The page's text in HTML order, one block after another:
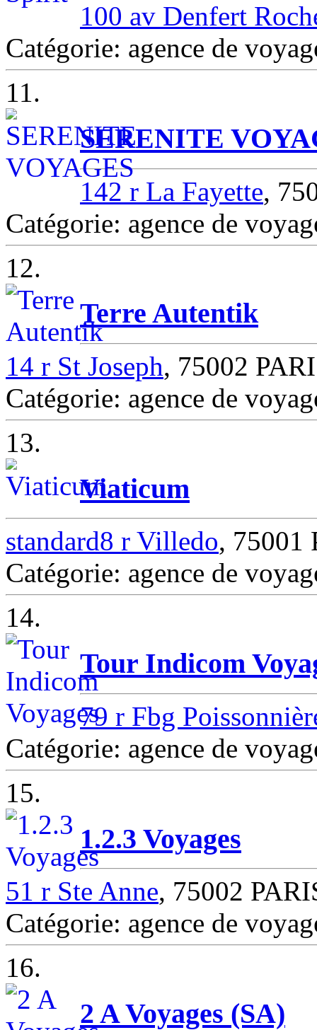
100 av Denfert
Catégorie: agence de
11.
SERENITE
142 r La Fayette,
Catégorie: agence de
12.
Terre Autentik
14 r St Joseph, 75002
Catégorie: agence de
13.
Viaticum
standard8 r Villedo, 75001
Catégorie: agence de
14.
Tour Indicom
79 r Fbg
Catégorie: agence de
15.
1.2.3 Voyages
51 r Ste Anne, 75002
Catégorie: agence de
16.
2 A Voyages (SA)